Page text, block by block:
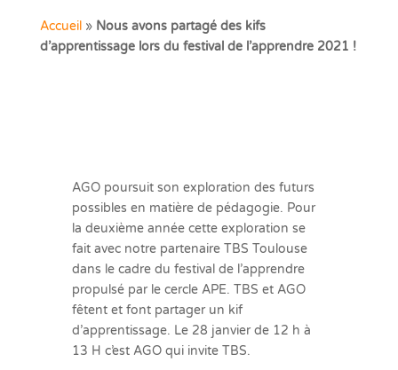
Accueil» Nous avons partagé des kifs
d’apprentissage lors du festival de l’apprendre 2021 !
AGO poursuit son exploration des futurs
possibles en matière de pédagogie. Pour
la deuxième année cette exploration se
fait avec notre partenaire TBS Toulouse
dans le cadre du festival de l’apprendre
propulsé par le cercle APE. TBS et AGO
fêtent et font partager un kif
d’apprentissage. Le 28 janvier de 12 h à
13 H c’est AGO qui invite TBS.